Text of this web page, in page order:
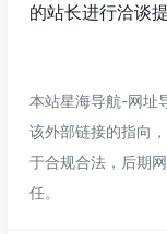
的站长进行洽谈
本站星海导航-网址
该外部链接的指向
于合规合法，后期
任。